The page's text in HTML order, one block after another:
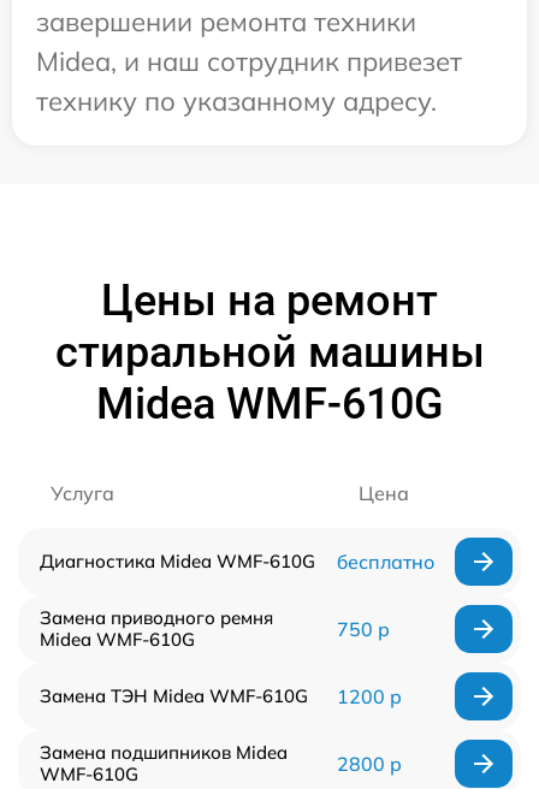
завершении ремонта техники
Midea, и наш сотрудник привезет
технику по указанному адресу.
Цены на ремонт
стиральной машины
Midea WMF-610G
Услуга Цена
Диагностика Midea WMF-610G бесплатно
Замена приводного ремня
Midea WMF-610G
750 р
Замена ТЭН Midea WMF-610G 1200 р
Замена подшипников Midea
WMF-610G
2800 р